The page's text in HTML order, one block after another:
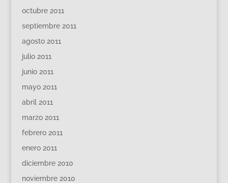
octubre 2011
septiembre 2011
agosto 2011
julio 2011
junio 2011
mayo 2011
abril 2011
marzo 2011
febrero 2011
enero 2011
diciembre 2010
noviembre 2010